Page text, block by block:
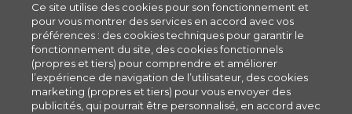
Ce site utilise des cookies pour son fonctionnement et
pour vous montrer des services en accord avec vos
préférences : des cookies techniques pour garantir le
fonctionnement du site, des cookies fonctionnels
(propres et tiers) pour comprendre et améliorer
l’expérience de navigation de l’utilisateur, des cookies
marketing (propres et tiers) pour vous envoyer des
publicités, qui pourrait être personnalisé, en accord avec